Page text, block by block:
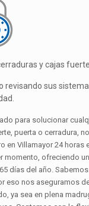
y cajas
revisando sus
para solucionar
puerta o cerradura,
en Villamayor 24 horas
momento, ofreciendo
días del año.
eso nos aseguramos
ya sea en plena